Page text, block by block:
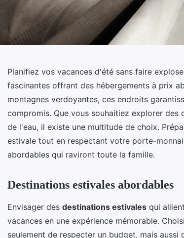
Planifiez vos vacances d'été sans faire
fascinantes offrant des hébergements à prix
montagnes verdoyantes, ces endroits
compromis. Que vous souhaitiez explorer
de l'eau, il existe une multitude de choix.
estivale tout en respectant votre porte-
abordables qui raviront toute la famille.
Destinations estivales abordables
Envisager des destinations estivales qui
vacances en une expérience mémorable.
seulement de respecter un budget, mais